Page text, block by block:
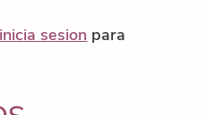
inicia sesion para